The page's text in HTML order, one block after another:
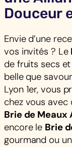
Douceur
Envie d’une
vos invités ? Le
de fruits secs
belle que
Lyon 1er, vous
chez vous avec
Brie de Meaux
encore le Brie
gourmand ou